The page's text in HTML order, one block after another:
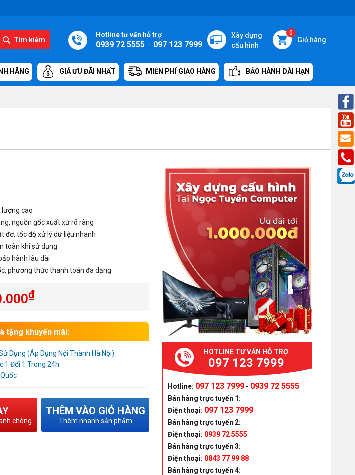
Tìm kiếm
0
Giỏ hàng
Xây dựng
cấu hình
Hotline tư vấn hỗ trợ
0939 72 5555 - 097 123 7999
HÃNG GIÁ ƯU ĐÃI NHẤT MIỄN PHÍ GIAO HÀNG BẢO HÀNH DÀI HẠN
lượng cao
nguồn gốc xuất xứ rõ ràng
đơ, tốc độ xử lý dữ liệu nhanh
toàn khi sử dụng
hành lâu dài
phương thức thanh toán đa dạng
₫
tặng khuyến mãi:
Dụng (Áp Dụng Nội Thành Hà Nội)
1 Đổi 1 Trong 24h
chóng
THÊM VÀO GIỎ HÀNG
Thêm nhanh sản phẩm
HOTLINE TƯ VẤN HỖ TRỢ
097 123 7999
Hotline: 097 123 7999 - 0939 72 5555
Bán hàng trực tuyến 1:
Điện thoại: 097 123 7999
Bán hàng trực tuyến 2:
Điện thoại: 0939 72 5555
Bán hàng trực tuyến 3:
Điện thoại: 0843 77 99 88
Bán hàng trực tuyến 4: